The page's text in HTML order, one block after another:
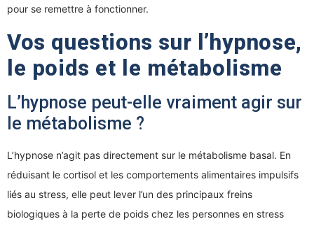
pour se remettre à fonctionner.
Vos questions sur l’hypnose,
le poids et le métabolisme
L’hypnose peut-elle vraiment agir sur
le métabolisme ?
L’hypnose n’agit pas directement sur le métabolisme basal. En
réduisant le cortisol et les comportements alimentaires impulsifs
liés au stress, elle peut lever l’un des principaux freins
biologiques à la perte de poids chez les personnes en stress